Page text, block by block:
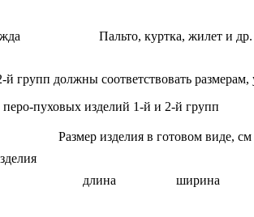
Пальто, куртка, жилет и др.
групп должны соответствовать
пуховых изделий 1-й и 2-й групп
Размер изделия в готовом виде, см
длина
ширина